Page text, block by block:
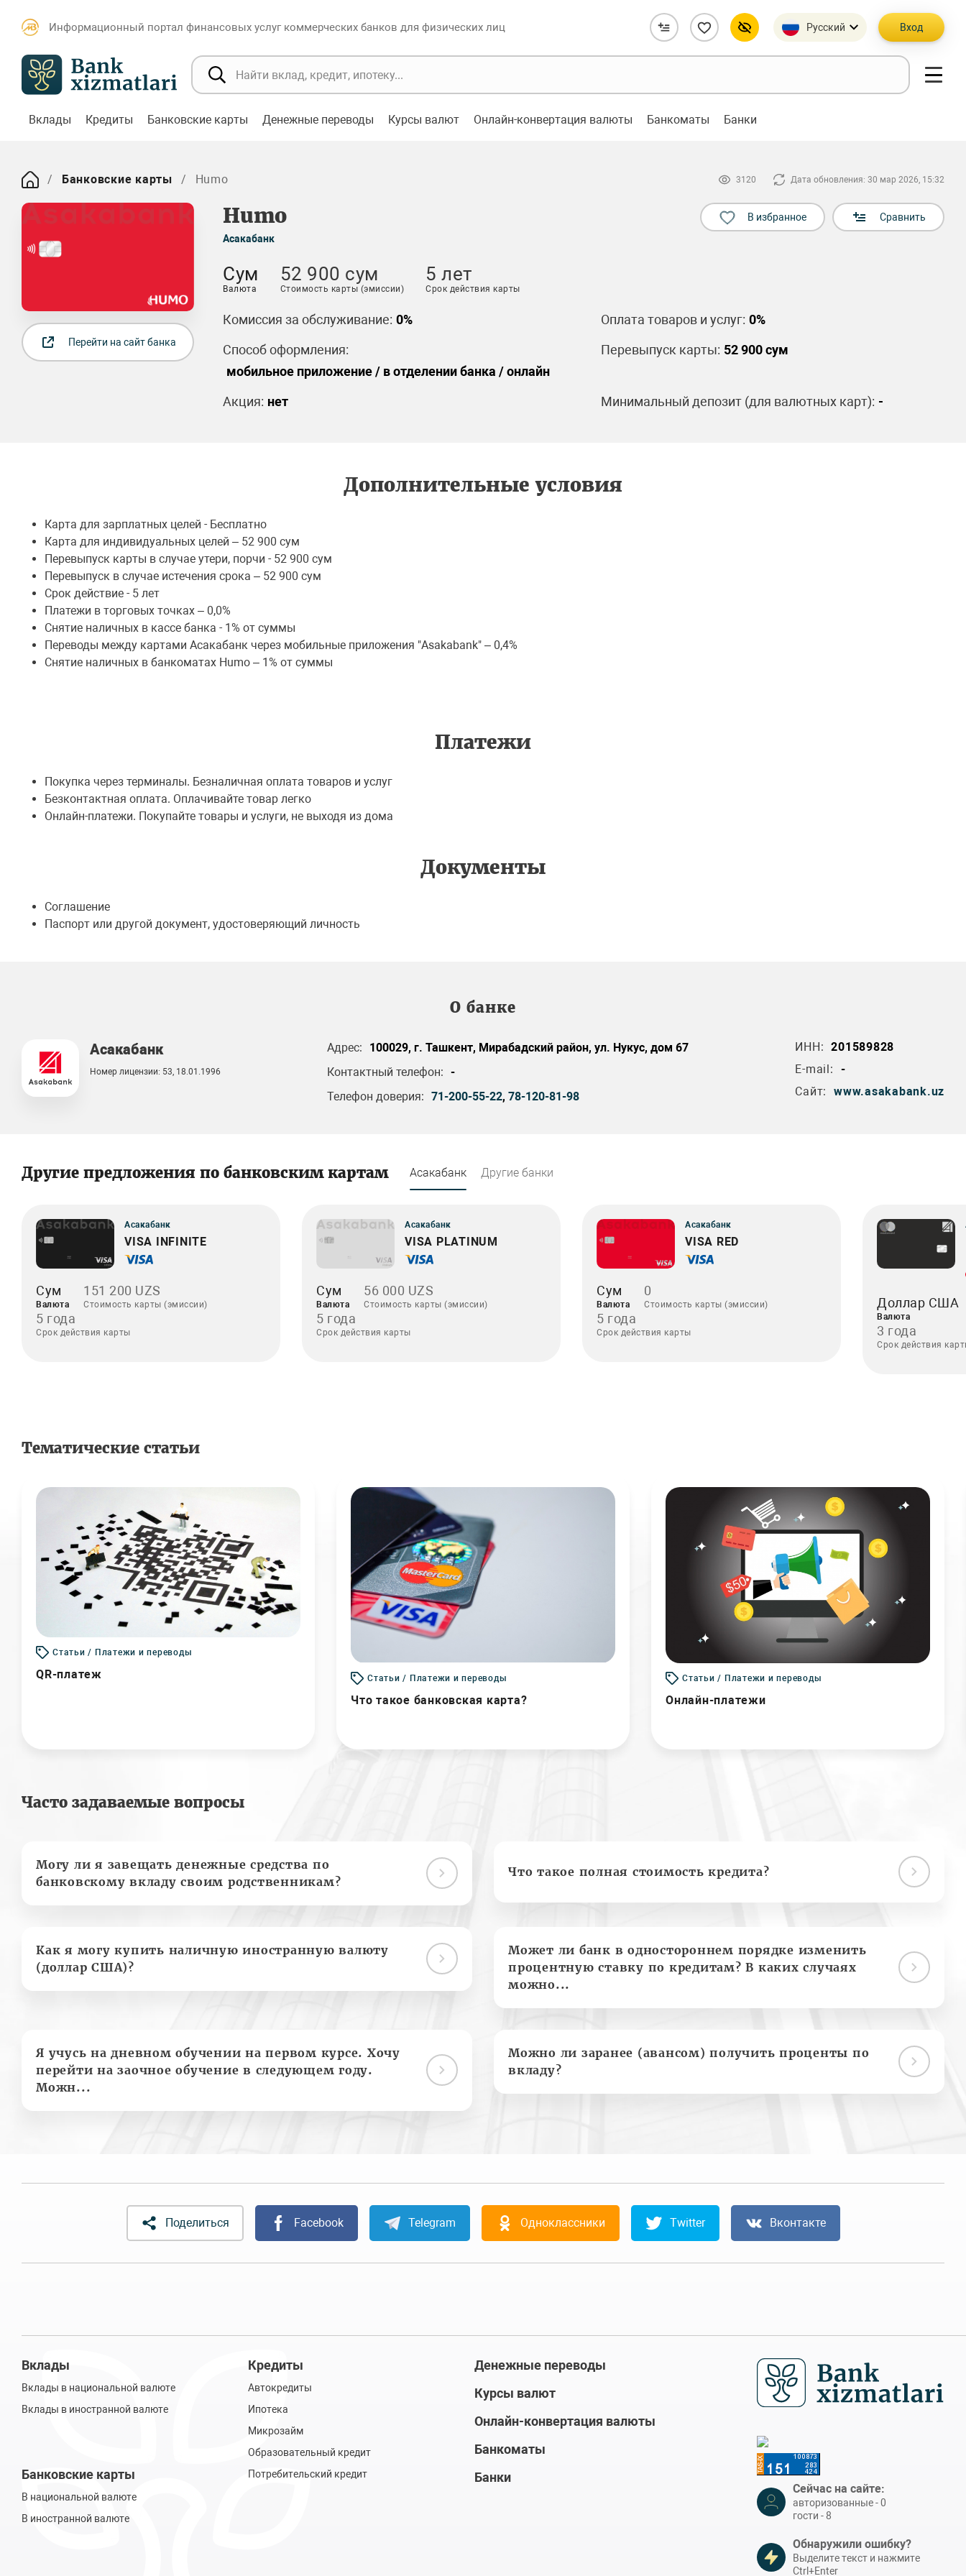
Информационный портал финансовых услуг коммерческих банков для физических лиц Русский Вход
Вклады Кредиты Банковские карты Денежные переводы Курсы валют Онлайн-конвертация валюты Банкоматы Банки
Банковские карты Humo 3120 Дата обновления: 30 мар 2026, 15:32
Humo
Асакабанк
В избранное Сравнить
Перейти на сайт банка
Сум
Валюта
52 900 сум
Стоимость карты (эмиссии)
5 лет
Срок действия карты
Комиссия за обслуживание: 0% Оплата товаров и услуг: 0%
Способ оформления:
мобильное приложение / в отделении банка / онлайн
Перевыпуск карты: 52 900 сум
Акция: нет Минимальный депозит (для валютных карт): -
Дополнительные условия
Карта для зарплатных целей - Бесплатно
Карта для индивидуальных целей – 52 900 сум
Перевыпуск карты в случае утери, порчи - 52 900 сум
Перевыпуск в случае истечения срока – 52 900 сум
Срок действие - 5 лет
Платежи в торговых точках – 0,0%
Снятие наличных в кассе банка - 1% от суммы
Переводы между картами Асакабанк через мобильные приложения "Asakabank" – 0,4%
Снятие наличных в банкоматах Humo – 1% от суммы
Платежи
Покупка через терминалы. Безналичная оплата товаров и услуг
Безконтактная оплата. Оплачивайте товар легко
Онлайн-платежи. Покупайте товары и услуги, не выходя из дома
Документы
Соглашение
Паспорт или другой документ, удостоверяющий личность
О банке
Асакабанк
Номер лицензии: 53, 18.01.1996
Адрес:
100029, г. Ташкент, Мирабадский район, ул. Нукус, дом 67
Контактный телефон: -
Телефон доверия: 71-200-55-22,78-120-81-98
ИНН: 201589828
E-mail:
-
Сайт:
www.asakabank.uz
Другие предложения по банковским картам Асакабанк Другие банки
Асакабанк
VISA INFINITE
Сум
Валюта
151 200 UZS
Стоимость карты (эмиссии)
5 года
Срок действия карты
Асакабанк
VISA PLATINUM
Сум
Валюта
56 000 UZS
Стоимость карты (эмиссии)
5 года
Срок действия карты
Асакабанк
VISA RED
Сум
Валюта
0
Стоимость карты (эмиссии)
5 года
Срок действия карты
Доллар США
Валюта
3 года
Срок действия
Тематические статьи
Статьи / Платежи и переводы
QR-платеж Статьи / Платежи и переводы
Что такое банковская карта?
Статьи / Платежи и переводы
Онлайн-платежи
Часто задаваемые вопросы
Могу ли я завещать денежные средства по
банковскому вкладу своим родственникам?
Что такое полная стоимость кредита?
Как я могу купить наличную иностранную валюту
(доллар США)?
Может ли банк в одностороннем порядке изменить
процентную ставку по кредитам? В каких случаях
можно...
Я учусь на дневном обучении на первом курсе. Хочу
перейти на заочное обучение в следующем году.
Можн...
Можно ли заранее (авансом) получить проценты по
вкладу?
Поделиться Facebook Telegram Одноклассники Twitter Вконтакте
Вклады
Вклады в национальной валюте
Вклады в иностранной валюте
Банковские карты
В национальной валюте
В иностранной валюте
Кредиты
Автокредиты
Ипотека
Микрозайм
Образовательный кредит
Потребительский кредит
Денежные переводы
Курсы валют
Онлайн-конвертация валюты
Банкоматы
Банки
Сейчас на сайте:
авторизованные - 0
гости - 8
Обнаружили ошибку?
Выделите текст и нажмите
Ctrl+Enter